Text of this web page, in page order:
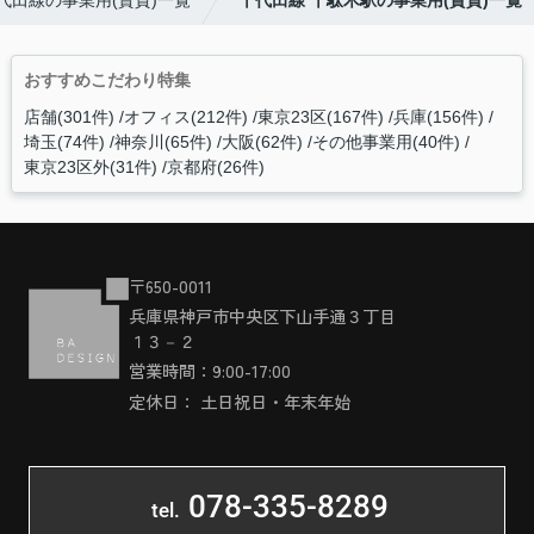
おすすめこだわり特集
店舗(301件) オフィス(212件) 東京23区(167件) 兵庫(156件)
埼玉(74件) 神奈川(65件) 大阪(62件) その他事業用(40件)
東京23区外(31件) 京都府(26件)
〒650-0011
兵庫県神戸市中央区下山手通３丁目
１３－２
営業時間：9:00-17:00
定休日： 土日祝日・年末年始
tel. 078-335-8289